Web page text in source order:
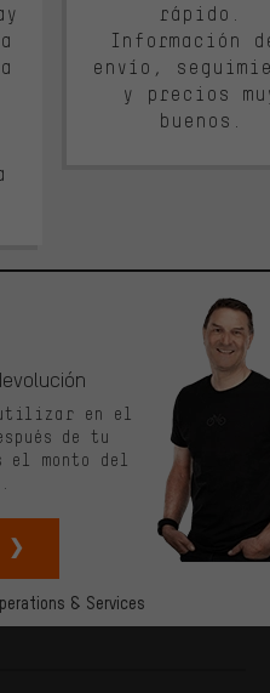
rápido.
Información
envío,
y precios
buenos.
& Services
utilizar en el
de tu
el monto del